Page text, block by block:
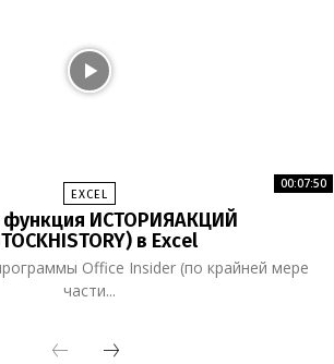
EXCEL
00:07:50
функция ИСТОРИЯАКЦИЙ
в Excel
Office Insider (по крайней мере
части...